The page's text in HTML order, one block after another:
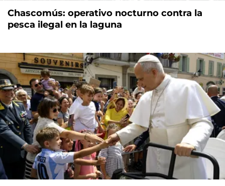
Chascomús: operativo nocturno contra la
pesca ilegal en la laguna